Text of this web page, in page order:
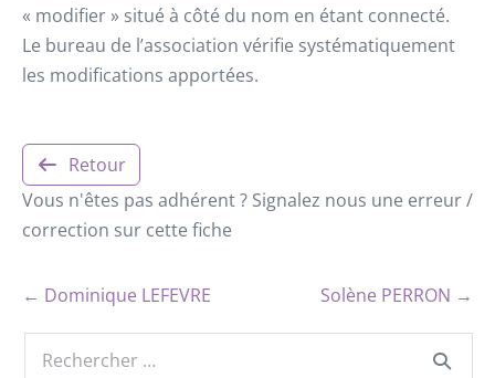
« modifier » situé à côté du nom en étant connecté.
Le bureau de l’association vérifie systématiquement
les modifications apportées.
Retour
Vous n'êtes pas adhérent ? Signalez nous une erreur /
correction sur cette fiche
← Dominique LEFEVRE Solène PERRON →